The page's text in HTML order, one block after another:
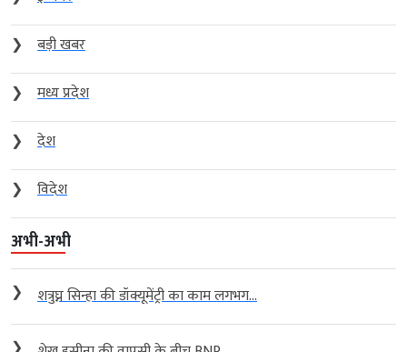
❯
बड़ी खबर
❯
मध्य प्रदेश
❯
देश
❯
विदेश
अभी-अभी
❯ शत्रुघ्न सिन्हा की डॉक्यूमेंट्री का काम लगभग...